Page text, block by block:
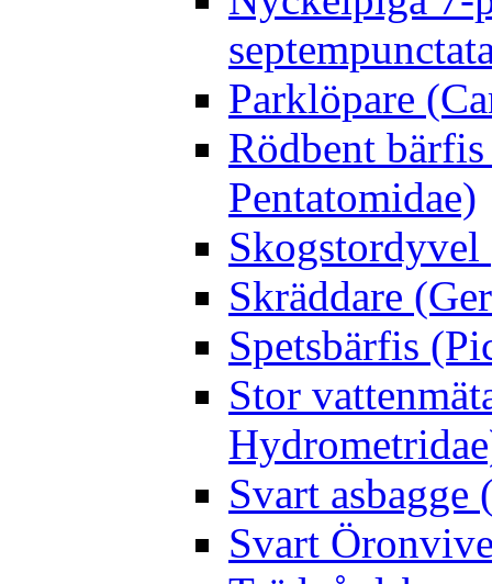
Parklöpare
Rödbent
Pentatomidae)
Skogstordyvel
Skräddare
Spetsbärfis
Stor
Svart
Svart